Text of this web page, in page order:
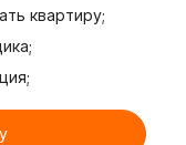
квартиру;